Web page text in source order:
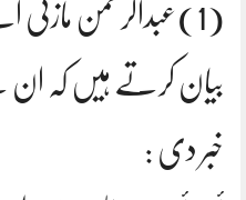
(1)عبدالرحمن مازنی
بیان کرتے ہیں کہ
خبر دی :